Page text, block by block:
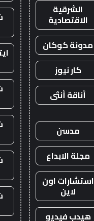
الشرقية
الاقتصادية
مدونة كوكان
كار نيوز
أناقة أنثى
مدسن
مجلة الابداع
استشارات اون
لاين
هيدب فيديو